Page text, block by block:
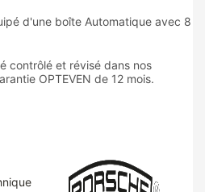
d'une boîte Automatique avec 8
contrôlé et révisé dans nos
OPTEVEN de 12 mois.